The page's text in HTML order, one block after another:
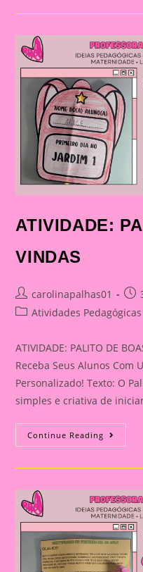
FOTOS
ATIVIDADE:
VINDAS
Post
author:
carolinapalhas01
Post
PostAtividades Pedagógicas
ATIVIDADE: PALITO DE
Receba Seus Alunos Com
Personalizado! Texto: O
simples e criativa de
Continue Reading
PALITO